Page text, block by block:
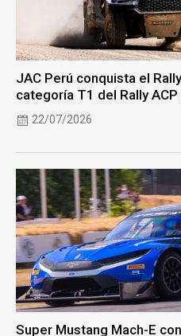
JAC Perú conquista el
categoría T1 del Rally
22/07/2026
Super Mustang Mach-E